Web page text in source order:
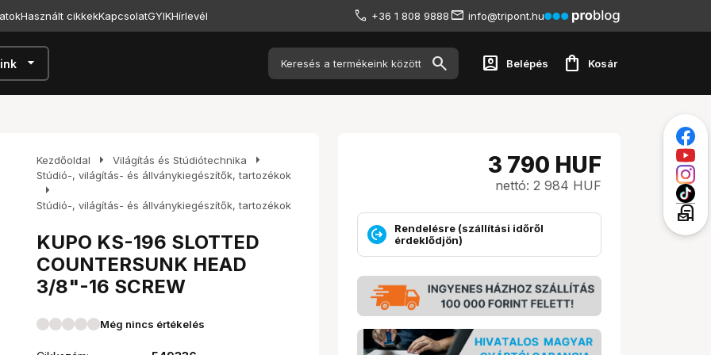
Használt cikkekKapcsolatGYIKHírlevél +36 1 808 9888 info@tripont.hu
arrow_drop_down account_box Belépés shopping_bag Kosár
Kezdőoldal arrow_right Világítás és Stúdiótechnika arrow_right
Stúdió-, világítás- és állványkiegészítők, tartozékok
arrow_right
Stúdió-, világítás- és állványkiegészítők, tartozékok
KUPO KS-196 SLOTTED
COUNTERSUNK HEAD
3/8"-16 SCREW
Még nincs értékelés
3 790 HUF
nettó: 2 984 HUF
Rendelésre (szállítási időről
érdeklődjön)
local_post_office